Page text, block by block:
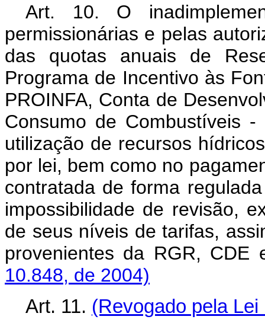
Art. 10. O
permissionárias e pelas
das quotas anuais de
Programa de Incentivo às
PROINFA, Conta de
Consumo de Combustíveis
utilização de recursos
por lei, bem como no
contratada de forma
impossibilidade de revisão,
de seus níveis de tarifas,
provenientes da RGR,
10.848, de 2004)
Art. 11. (Revogado pela